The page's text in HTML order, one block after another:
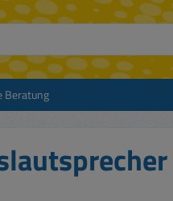
Beratung